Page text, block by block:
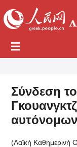
Σύνδεση
(Λαϊκή Καθημερινή